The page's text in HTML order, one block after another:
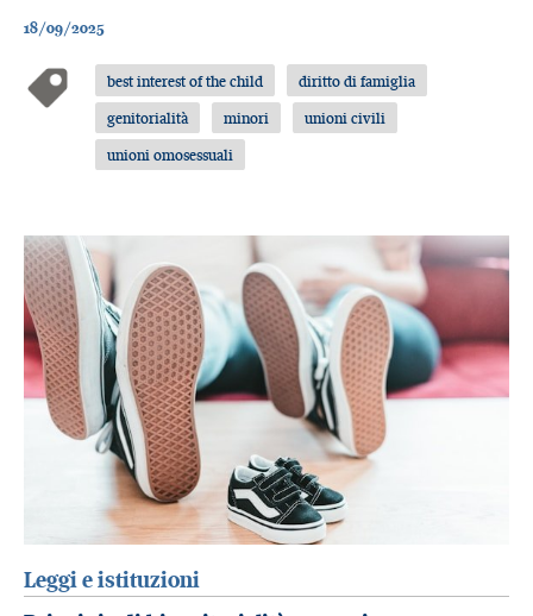
18/09/2025
best interest of the child
diritto di famiglia
genitorialità
minori
unioni civili
unioni omosessuali
Leggi e istituzioni